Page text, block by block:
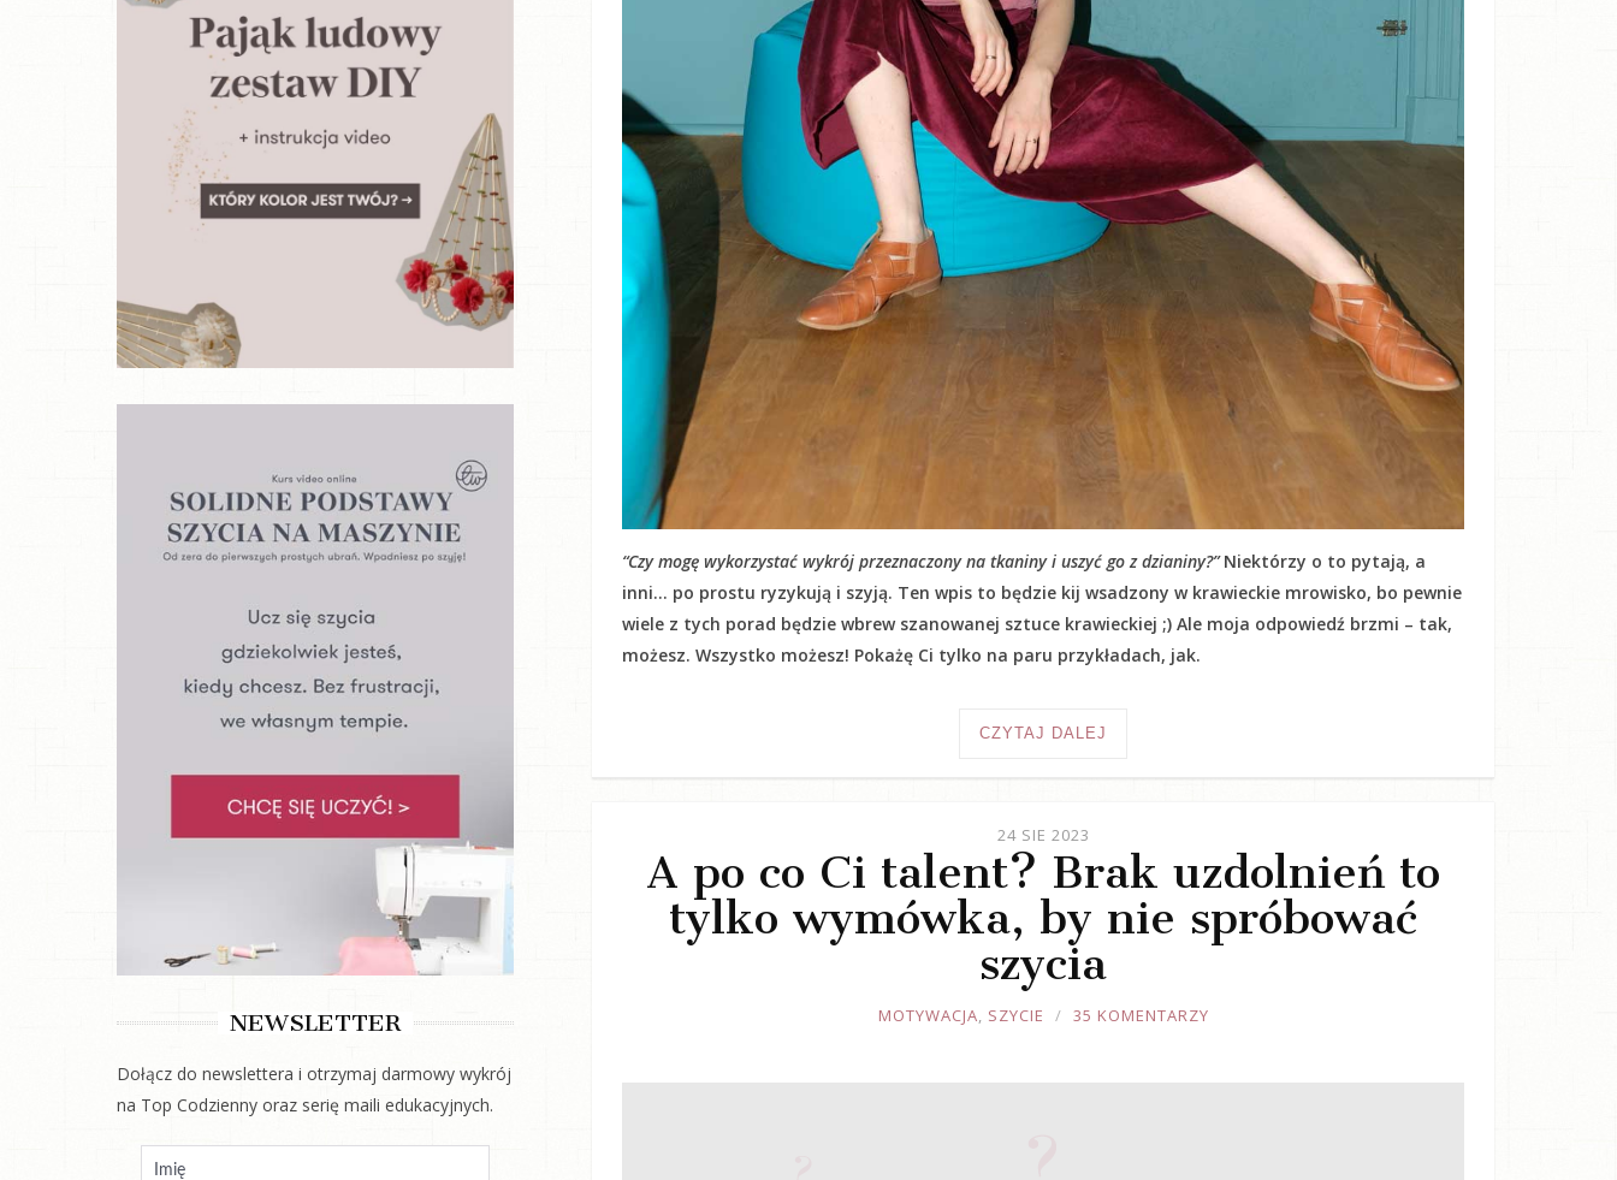
“Czy mogę wykorzystać wykrój przeznaczony na tkaniny i uszyć go z dzianiny?”Niektórzy o to pytają, a
inni… po prostu ryzykują i szyją. Ten wpis to będzie kij wsadzony w krawieckie mrowisko, bo pewnie
wiele z tych porad będzie wbrew szanowanej sztuce krawieckiej ;) Ale moja odpowiedź brzmi – tak,
możesz. Wszystko możesz! Pokażę Ci tylko na paru przykładach, jak.
CZYTAJ DALEJ
24 SIE 2023
A po co Ci talent? Brak uzdolnień to
tylko wymówka, by nie spróbować
szycia
JOULE
MOTYWACJA, SZYCIE 35 KOMENTARZY
NEWSLETTER
Dołącz do newslettera i otrzymaj darmowy wykrój
na Top Codzienny oraz serię maili edukacyjnych.